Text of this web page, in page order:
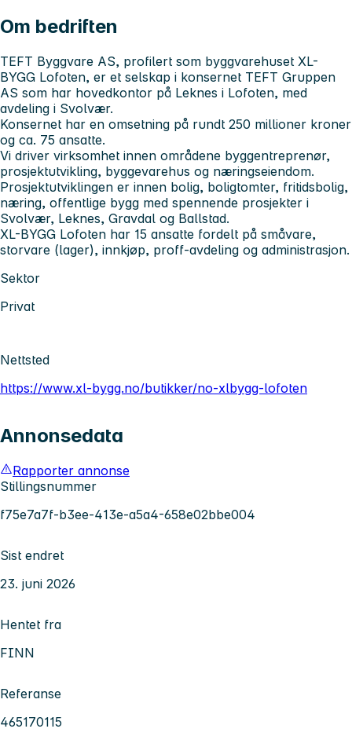
Om bedriften
TEFT Byggvare AS, profilert som byggvarehuset XL-
BYGG Lofoten, er et selskap i konsernet TEFT Gruppen
AS som har hovedkontor på Leknes i Lofoten, med
avdeling i Svolvær.
Konsernet har en omsetning på rundt 250 millioner kroner
og ca. 75 ansatte.
Vi driver virksomhet innen områdene byggentreprenør,
prosjektutvikling, byggevarehus og næringseiendom.
Prosjektutviklingen er innen bolig, boligtomter, fritidsbolig,
næring, offentlige bygg med spennende prosjekter i
Svolvær, Leknes, Gravdal og Ballstad.
XL-BYGG Lofoten har 15 ansatte fordelt på småvare,
storvare (lager), innkjøp, proff-avdeling og administrasjon.
Sektor
Privat
Nettsted
https://www.xl-bygg.no/butikker/no-xlbygg-lofoten
Annonsedata
Rapporter annonse
Stillingsnummer
f75e7a7f-b3ee-413e-a5a4-658e02bbe004
Sist endret
23. juni 2026
Hentet fra
FINN
Referanse
465170115